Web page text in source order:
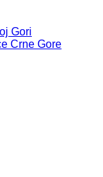
Gori
Crne Gore